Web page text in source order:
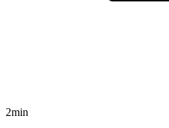
2min